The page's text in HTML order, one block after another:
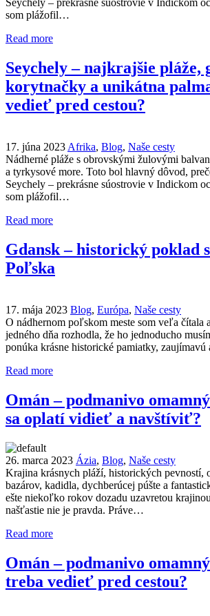
Seychely – prekrásne súostrovie v Indickom
som plážofil…
Read more
Seychely – najkrajšie pláže,
korytnačky a unikátna
vedieť pred cestou?
17. júna 2023 Afrika, Blog, Naše cesty
Nádherné pláže s obrovskými žulovými
a tyrkysové more. Toto bol hlavný dôvod,
Seychely – prekrásne súostrovie v Indickom
som plážofil…
Read more
Gdansk – historický poklad
Poľska
17. mája 2023 Blog, Európa, Naše cesty
O nádhernom poľskom meste som veľa čítala
jedného dňa rozhodla, že ho jednoducho
ponúka krásne historické pamiatky,
Read more
Omán – podmanivo
sa oplatí vidieť a navštíviť?
26. marca 2023 Ázia, Blog, Naše cesty
Krajina krásnych pláží, historických pevností,
bazárov, kadidla, dychberúcej púšte a
ešte niekoľko rokov dozadu uzavretou
našťastie nie je pravda. Práve…
Read more
Omán – podmanivo
treba vedieť pred cestou?